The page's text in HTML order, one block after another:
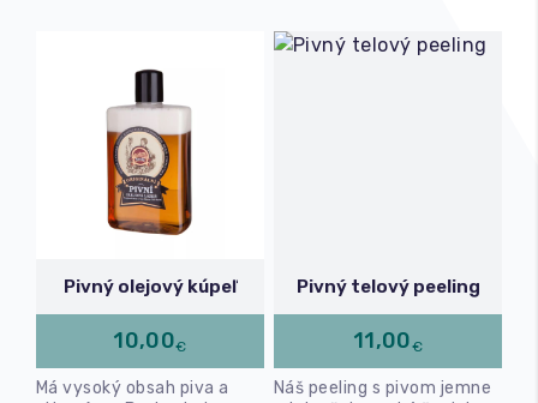
Pivný olejový kúpeľ
10,00€
Má vysoký obsah piva a
Pivný telový peeling
11,00€
Náš peeling s pivom jemne